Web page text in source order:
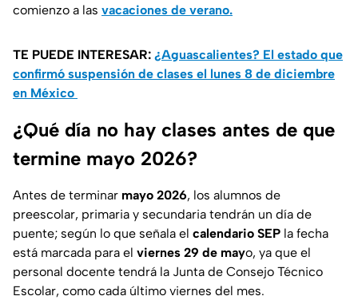
comienzo a las vacaciones de verano.
TE PUEDE INTERESAR: ¿Aguascalientes? El estado que
confirmó suspensión de clases el lunes 8 de diciembre
en México
¿Qué día no hay clases antes de que
termine mayo 2026?
Antes de terminar mayo 2026, los alumnos de
preescolar, primaria y secundaria tendrán un día de
puente; según lo que señala el calendario SEP la fecha
está marcada para el viernes 29 de mayo, ya que el
personal docente tendrá la Junta de Consejo Técnico
Escolar, como cada último viernes del mes.